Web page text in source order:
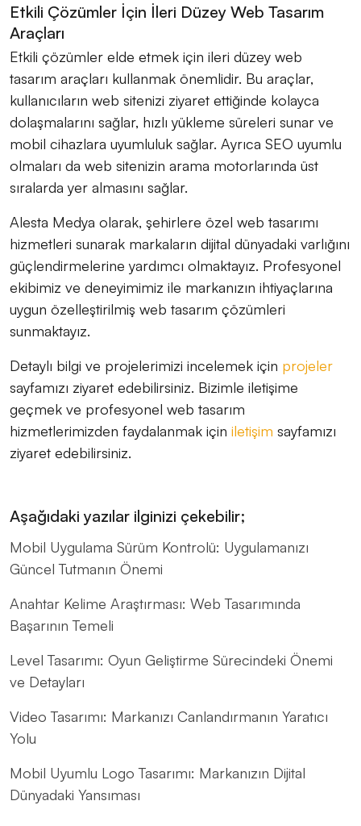
Etkili Çözümler İçin İleri Düzey Web Tasarım
Araçları
Etkili çözümler elde etmek için ileri düzey web
tasarım araçları kullanmak önemlidir. Bu araçlar,
kullanıcıların web sitenizi ziyaret ettiğinde kolayca
dolaşmalarını sağlar, hızlı yükleme süreleri sunar ve
mobil cihazlara uyumluluk sağlar. Ayrıca SEO uyumlu
olmaları da web sitenizin arama motorlarında üst
sıralarda yer almasını sağlar.
Alesta Medya olarak, şehirlere özel web tasarımı
hizmetleri sunarak markaların dijital dünyadaki varlığını
güçlendirmelerine yardımcı olmaktayız. Profesyonel
ekibimiz ve deneyimimiz ile markanızın ihtiyaçlarına
uygun özelleştirilmiş web tasarım çözümleri
sunmaktayız.
Detaylı bilgi ve projelerimizi incelemek için projeler
sayfamızı ziyaret edebilirsiniz. Bizimle iletişime
geçmek ve profesyonel web tasarım
hizmetlerimizden faydalanmak için iletişim sayfamızı
ziyaret edebilirsiniz.
Aşağıdaki yazılar ilginizi çekebilir;
Mobil Uygulama Sürüm Kontrolü: Uygulamanızı
Güncel Tutmanın Önemi
Anahtar Kelime Araştırması: Web Tasarımında
Başarının Temeli
Level Tasarımı: Oyun Geliştirme Sürecindeki Önemi
ve Detayları
Video Tasarımı: Markanızı Canlandırmanın Yaratıcı
Yolu
Mobil Uyumlu Logo Tasarımı: Markanızın Dijital
Dünyadaki Yansıması